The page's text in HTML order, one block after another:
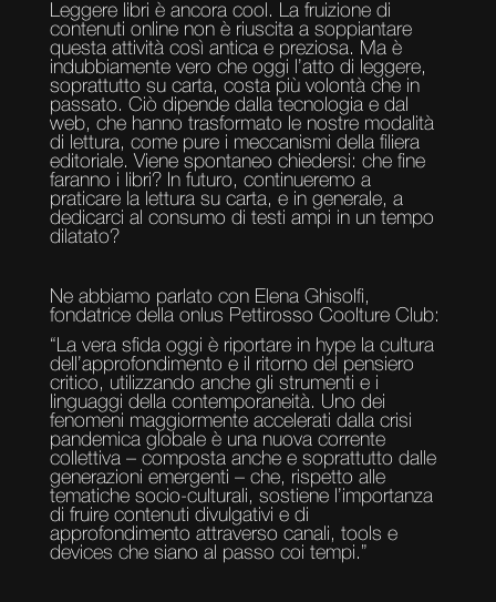
Leggere libri è ancora cool. La fruizione di
contenuti online non è riuscita a soppiantare
questa attività così antica e preziosa. Ma è
indubbiamente vero che oggi l’atto di leggere,
soprattutto su carta, costa più volontà che in
passato. Ciò dipende dalla tecnologia e dal
web, che hanno trasformato le nostre modalità
di lettura, come pure i meccanismi della filiera
editoriale. Viene spontaneo chiedersi: che fine
faranno i libri? In futuro, continueremo a
praticare la lettura su carta, e in generale, a
dedicarci al consumo di testi ampi in un tempo
dilatato?
Ne abbiamo parlato con Elena Ghisolfi,
fondatrice della onlus Pettirosso Coolture Club:
“La vera sfida oggi è riportare in hype la cultura
dell’approfondimento e il ritorno del pensiero
critico, utilizzando anche gli strumenti e i
linguaggi della contemporaneità. Uno dei
fenomeni maggiormente accelerati dalla crisi
pandemica globale è una nuova corrente
collettiva – composta anche e soprattutto dalle
generazioni emergenti – che, rispetto alle
tematiche socio-culturali, sostiene l’importanza
di fruire contenuti divulgativi e di
approfondimento attraverso canali, tools e
devices che siano al passo coi tempi.”